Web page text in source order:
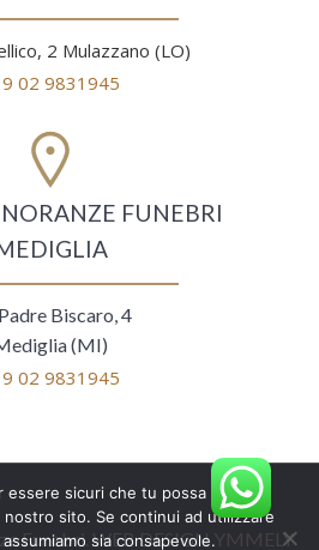
2 Mulazzano (LO)
02 9831945
FUNEBRI
Biscaro, 4
(MI)
02 9831945
Funebri. WEB DESIGNYMMELY
essere sicuri che tu possa avere la
sito. Se continui ad utilizzare
sia consapevole.